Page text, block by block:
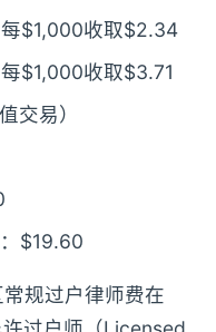
$1,000收取$2.34
$1,000收取$3.71
交易）
$19.60
规过户律师费在